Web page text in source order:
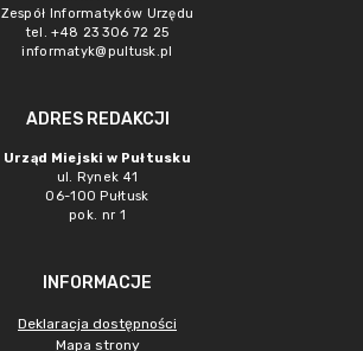
Zespół Informatyków Urzędu
tel. +48 23 306 72 25
informatyk@pultusk.pl
ADRES REDAKCJI
Urząd Miejski w Pułtusku
ul. Rynek 41
06-100 Pułtusk
pok. nr 1
INFORMACJE
Deklaracja dostępności
Mapa strony